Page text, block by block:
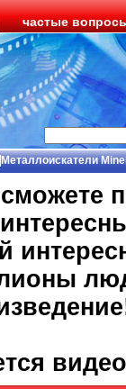
частые
Металлоискатели